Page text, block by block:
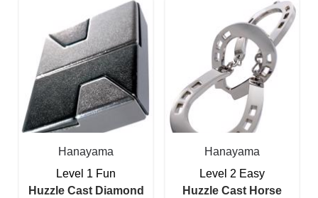
Hanayama
Level 1 Fun
Huzzle Cast Diamond
Hanayama
Level 2 Easy
Huzzle Cast Horse